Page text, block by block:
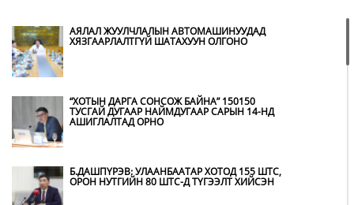
АЯЛАЛ ЖУУЛЧЛАЛЫН АВТОМАШИНУУДАД
ХЯЗГААРЛАЛТГҮЙ ШАТАХУУН ОЛГОНО
“ХОТЫН ДАРГА СОНСОЖ БАЙНА” 150150
ТУСГАЙ ДУГААР НАЙМДУГААР САРЫН 14-НД
АШИГЛАЛТАД ОРНО
Б.ДАШПҮРЭВ: УЛААНБААТАР ХОТОД 155 ШТС,
ОРОН НУТГИЙН 80 ШТС-Д ТҮГЭЭЛТ ХИЙСЭН